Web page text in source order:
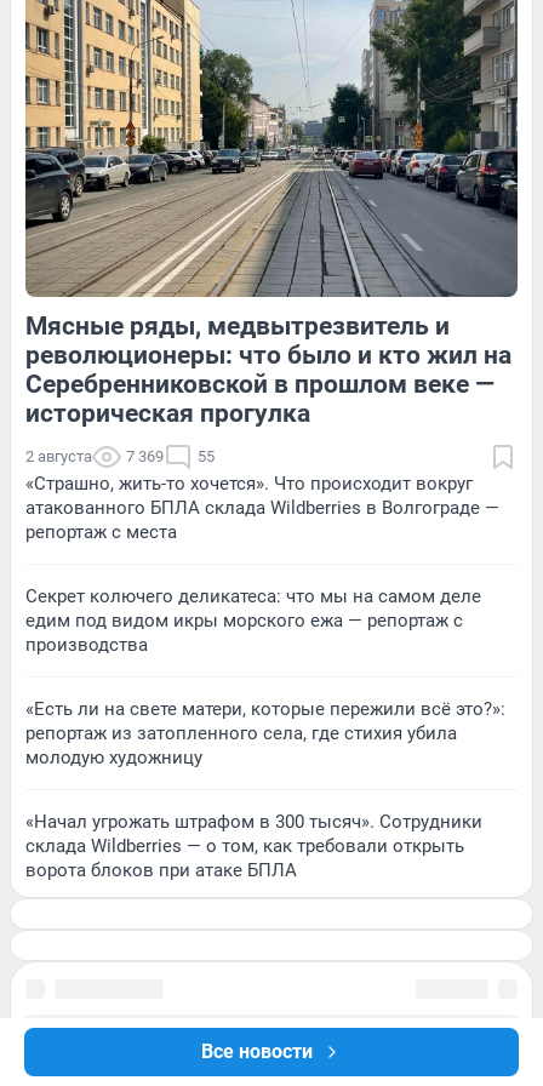
Все новости
85 1
13 Обсудить 94 Обсудить
13 Обсудить 66 1
Мясные ряды, медвытрезвитель и
революционеры: что было и кто жил на
Серебренниковской в прошлом веке —
историческая прогулка
2 августа 7 369 55
«Страшно, жить-то хочется». Что происходит вокруг
атакованного БПЛА склада Wildberries в Волгограде —
репортаж с места
Секрет колючего деликатеса: что мы на самом деле
едим под видом икры морского ежа — репортаж с
производства
«Есть ли на свете матери, которые пережили всё это?»:
репортаж из затопленного села, где стихия убила
молодую художницу
«Начал угрожать штрафом в 300 тысяч». Сотрудники
склада Wildberries — о том, как требовали открыть
ворота блоков при атаке БПЛА